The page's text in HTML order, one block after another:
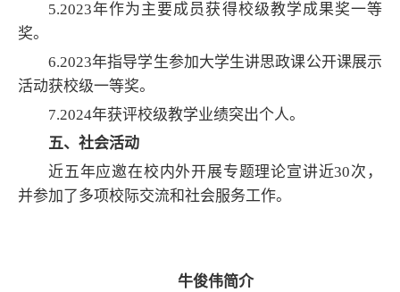
5.2023年作为主要成员获得校级教学成果奖一等
奖。
6.2023年指导学生参加大学生讲思政课公开课展示
活动获校级一等奖。
7.2024年获评校级教学业绩突出个人。
五、社会活动
近五年应邀在校内外开展专题理论宣讲近30次，
并参加了多项校际交流和社会服务工作。
牛俊伟简介